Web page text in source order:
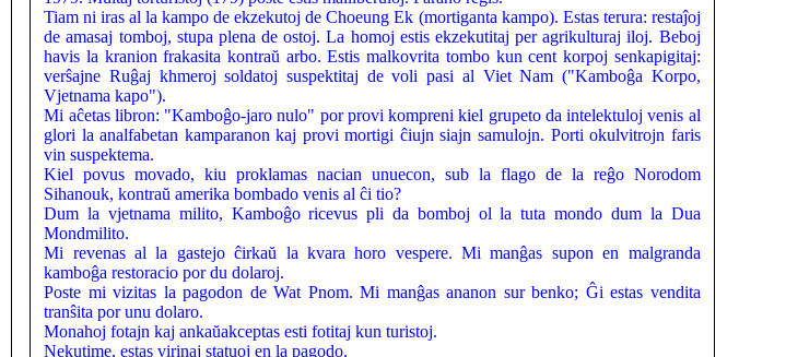
Tiam ni iras al la kampo de ekzekutoj de Choeung Ek (mortiganta kampo). Estas terura: restaĵoj
de amasaj tomboj, stupa plena de ostoj. La homoj estis ekzekutitaj per agrikulturaj iloj. Beboj
havis la kranion frakasita kontraŭ arbo. Estis malkovrita tombo kun cent korpoj senkapigitaj:
verŝajne Ruĝaj khmeroj soldatoj suspektitaj de voli pasi al Viet Nam ("Kamboĝa Korpo,
Vjetnama kapo").
Mi aĉetas libron: "Kamboĝo-jaro nulo" por provi kompreni kiel grupeto da intelektuloj venis al
glori la analfabetan kamparanon kaj provi mortigi ĉiujn siajn samulojn. Porti okulvitrojn faris
vin suspektema.
Kiel povus movado, kiu proklamas nacian unuecon, sub la flago de la reĝo Norodom
Sihanouk, kontraŭ amerika bombado venis al ĉi tio?
Dum la vjetnama milito, Kamboĝo ricevus pli da bomboj ol la tuta mondo dum la Dua
Mondmilito.
Mi revenas al la gastejo ĉirkaŭ la kvara horo vespere. Mi manĝas supon en malgranda
kamboĝa restoracio por du dolaroj.
Poste mi vizitas la pagodon de Wat Pnom. Mi manĝas ananon sur benko; Ĝi estas vendita
tranŝita por unu dolaro.
Monahoj fotajn kaj ankaŭakceptas esti fotitaj kun turistoj.
Nekutime, estas virinaj statuoj en la pagodo.